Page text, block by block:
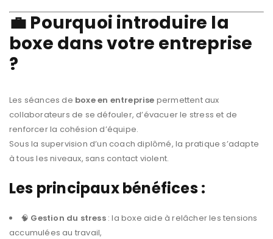
💼 Pourquoi introduire la
boxe dans votre entreprise
?
Les séances de boxe en entreprise permettent aux
collaborateurs de se défouler, d’évacuer le stress et de
renforcer la cohésion d’équipe.
Sous la supervision d’un coach diplômé, la pratique s’adapte
à tous les niveaux, sans contact violent.
Les principaux bénéfices :
🧠 Gestion du stress: la boxe aide à relâcher les tensions
accumulées au travail,